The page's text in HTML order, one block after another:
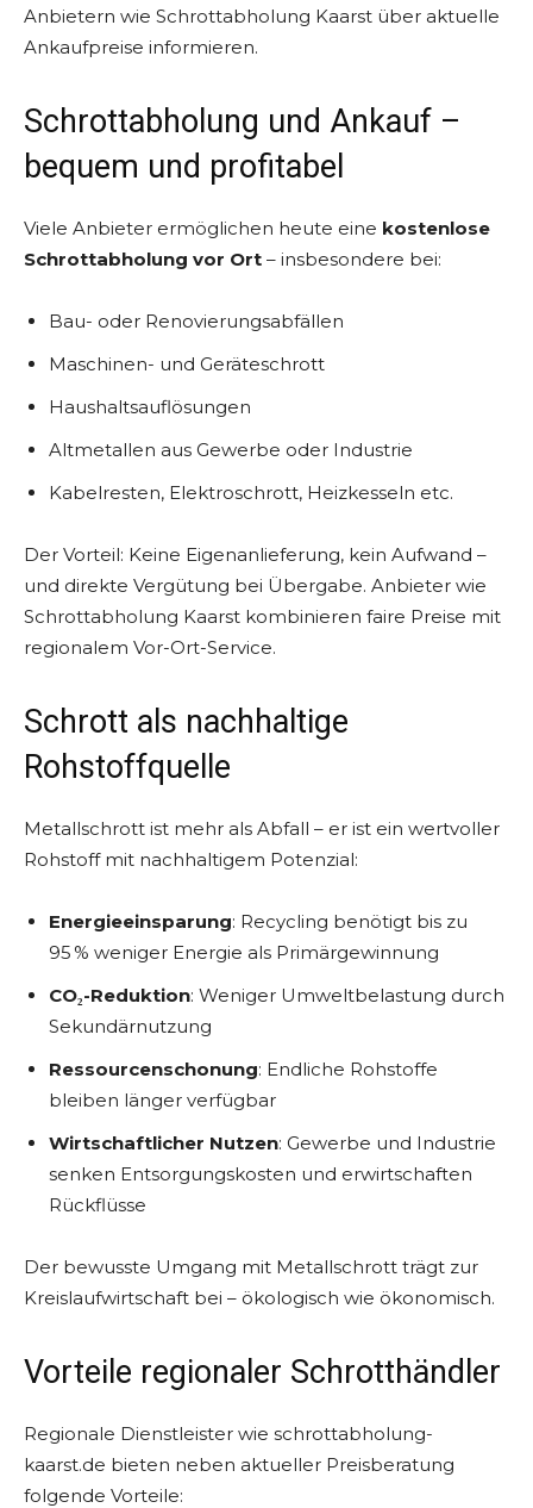
Anbietern wie Schrottabholung Kaarst über aktuelle
Ankaufpreise informieren.
Schrottabholung und Ankauf –
bequem und profitabel
Viele Anbieter ermöglichen heute eine kostenlose
Schrottabholung vor Ort – insbesondere bei:
Bau- oder Renovierungsabfällen
Maschinen- und Geräteschrott
Haushaltsauflösungen
Altmetallen aus Gewerbe oder Industrie
Kabelresten, Elektroschrott, Heizkesseln etc.
Der Vorteil: Keine Eigenanlieferung, kein Aufwand –
und direkte Vergütung bei Übergabe. Anbieter wie
Schrottabholung Kaarst kombinieren faire Preise mit
regionalem Vor-Ort-Service.
Schrott als nachhaltige
Rohstoffquelle
Metallschrott ist mehr als Abfall – er ist ein wertvoller
Rohstoff mit nachhaltigem Potenzial:
Energieeinsparung: Recycling benötigt bis zu
95 % weniger Energie als Primärgewinnung
CO₂-Reduktion: Weniger Umweltbelastung durch
Sekundärnutzung
Ressourcenschonung: Endliche Rohstoffe
bleiben länger verfügbar
Wirtschaftlicher Nutzen: Gewerbe und Industrie
senken Entsorgungskosten und erwirtschaften
Rückflüsse
Der bewusste Umgang mit Metallschrott trägt zur
Kreislaufwirtschaft bei – ökologisch wie ökonomisch.
Vorteile regionaler Schrotthändler
Regionale Dienstleister wie schrottabholung-
kaarst.de bieten neben aktueller Preisberatung
folgende Vorteile: